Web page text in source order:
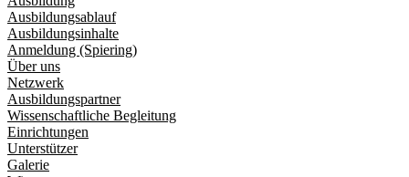
Ausbildungsablauf
Ausbildungsinhalte
Anmeldung (Spiering)
Über uns
Netzwerk
Ausbildungspartner
Wissenschaftliche Begleitung
Einrichtungen
Unterstützer
Galerie